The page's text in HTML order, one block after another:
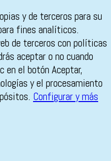
y de terceros para su
fines analíticos.
de terceros con políticas
aceptar o no cuando
en el botón Aceptar,
y el procesamiento
Configurar y más